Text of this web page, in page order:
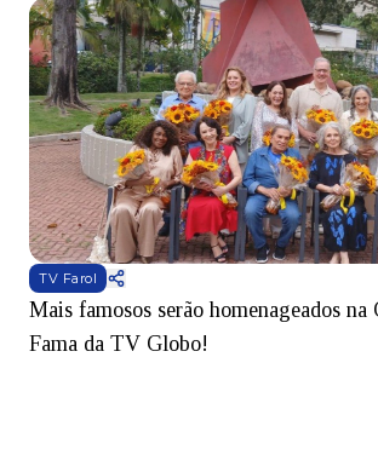
TV Farol
Mais famosos serão homenageados na
Fama da TV Globo!